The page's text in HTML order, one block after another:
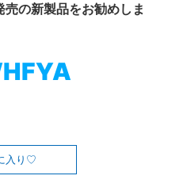
の新製品をお勧めしま
入り